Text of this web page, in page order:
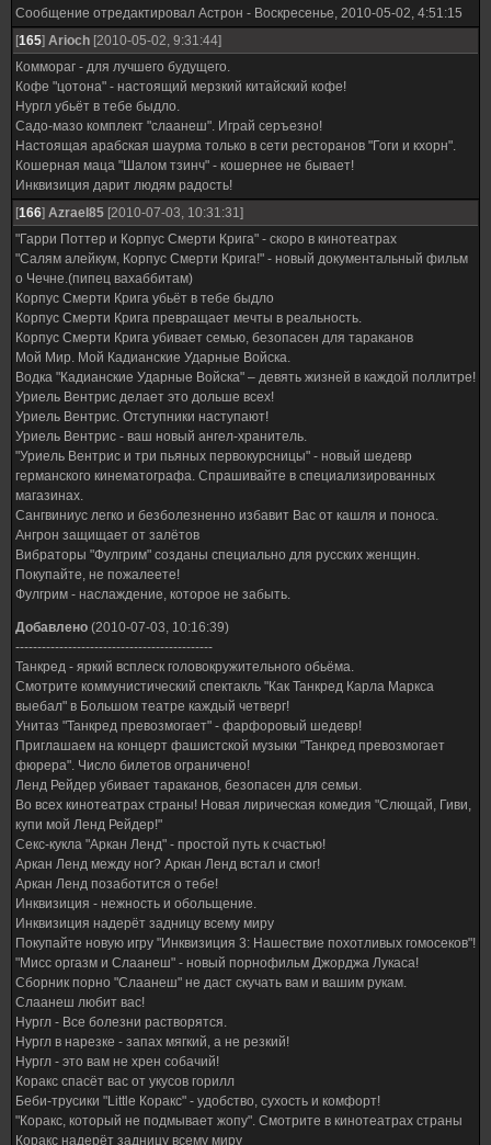
Сообщение отредактировал Астрон - Воскресенье, 2010-05-02, 4:51:15
[165] Ariоch [2010-05-02, 9:31:44]
Коммораг - для лучшего будущего.
Кофе "цотона" - настоящий мерзкий китайский кофе!
Нургл убьёт в тебе быдло.
Садо-мазо комплект "слаанеш". Играй серъезно!
Настоящая арабская шаурма только в сети ресторанов "Гоги и кхорн".
Кошерная маца "Шалом тзинч" - кошернее не бывает!
Инквизиция дарит людям радость!
[166] Azrael85 [2010-07-03, 10:31:31]
"Гарри Поттер и Корпус Смерти Крига" - скоро в кинотеатрах
"Салям алейкум, Корпус Смерти Крига!" - новый документальный фильм
о Чечне.(пипец вахаббитам)
Корпус Смерти Крига убьёт в тебе быдло
Корпус Смерти Крига превращает мечты в реальность.
Корпус Смерти Крига убивает семью, безопасен для тараканов
Мой Мир. Мой Кадианские Ударные Войска.
Водка "Кадианские Ударные Войска" – девять жизней в каждой поллитре!
Уриель Вентрис делает это дольше всех!
Уриель Вентрис. Отступники наступают!
Уриель Вентрис - ваш новый ангел-хранитель.
"Уриель Вентрис и три пьяных первокурсницы" - новый шедевр
германского кинематографа. Спрашивайте в специализированных
магазинах.
Сангвиниус легко и безболезненно избавит Вас от кашля и поноса.
Ангрон защищает от залётов
Вибраторы "Фулгрим" созданы специально для русских женщин.
Покупайте, не пожалеете!
Фулгрим - наслаждение, которое не забыть.
Добавлено (2010-07-03, 10:16:39)
---------------------------------------------
Танкред - яркий всплеск головокружительного обьёма.
Смотрите коммунистический спектакль "Как Танкред Карла Маркса
выебал" в Большом театре каждый четверг!
Унитаз "Танкред превозмогает" - фарфоровый шедевр!
Приглашаем на концерт фашистской музыки "Танкред превозмогает
фюрера". Число билетов ограничено!
Ленд Рейдер убивает тараканов, безопасен для семьи.
Во всех кинотеатрах страны! Новая лирическая комедия "Слющай, Гиви,
купи мой Ленд Рейдер!"
Секс-кукла "Аркан Ленд" - простой путь к счастью!
Аркан Ленд между ног? Аркан Ленд встал и смог!
Аркан Ленд позаботится о тебе!
Инквизиция - нежность и обольщение.
Инквизиция надерёт задницу всему миру
Покупайте новую игру "Инквизиция 3: Нашествие похотливых гомосеков"!
"Мисс оргазм и Слаанеш" - новый порнофильм Джорджа Лукаса!
Сборник порно "Слаанеш" не даст скучать вам и вашим рукам.
Слаанеш любит вас!
Нургл - Все болезни растворятся.
Нургл в нарезке - запах мягкий, а не резкий!
Нургл - это вам не хрен собачий!
Коракс спасёт вас от укусов горилл
Беби-трусики "Little Коракс" - удобство, сухость и комфорт!
"Коракс, который не подмывает жопу". Смотрите в кинотеатрах страны
Коракс надерёт задницу всему миру